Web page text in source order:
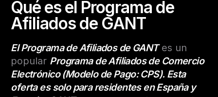
Qué es el Programa de
Afiliados de GANT
El Programa de Afiliados de GANTes un
popular Programa de Afiliados de Comercio
Electrónico (Modelo de Pago: CPS). Esta
oferta es solo para residentes en España y